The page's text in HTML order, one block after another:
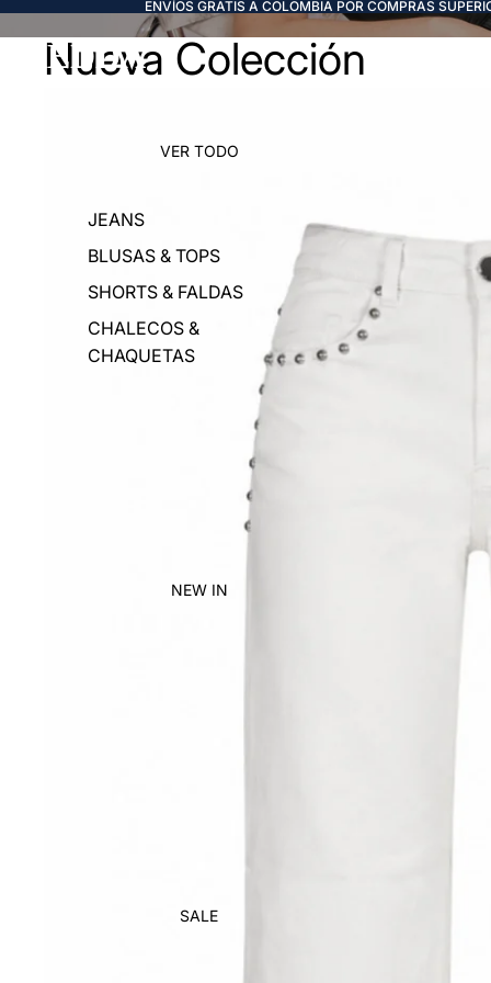
ENVÍOS GRATIS A COLOMBIA POR COMPRAS
FREDDA
VER TODO
JEANS
BLUSAS & TOPS
SHORTS & FALDAS
CHALECOS &
CHAQUETAS
NEW IN
SALE
Nueva Colección